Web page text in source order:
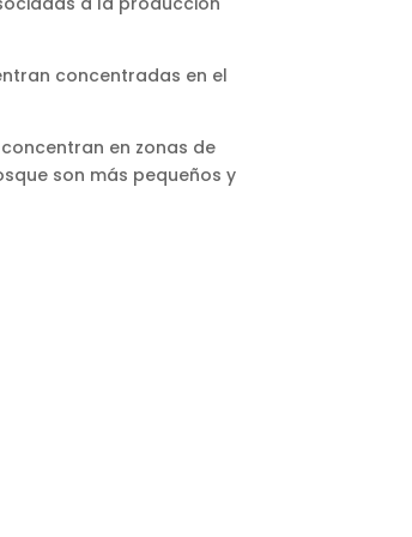
concentradas en el
en zonas de
son más pequeños y